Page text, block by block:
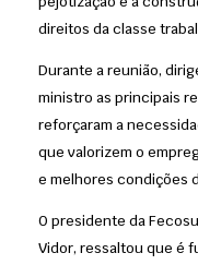
direitos da classe
Durante a reunião,
ministro as principais
reforçaram a
que valorizem o
e melhores condições
O presidente da
Vidor, ressaltou que é